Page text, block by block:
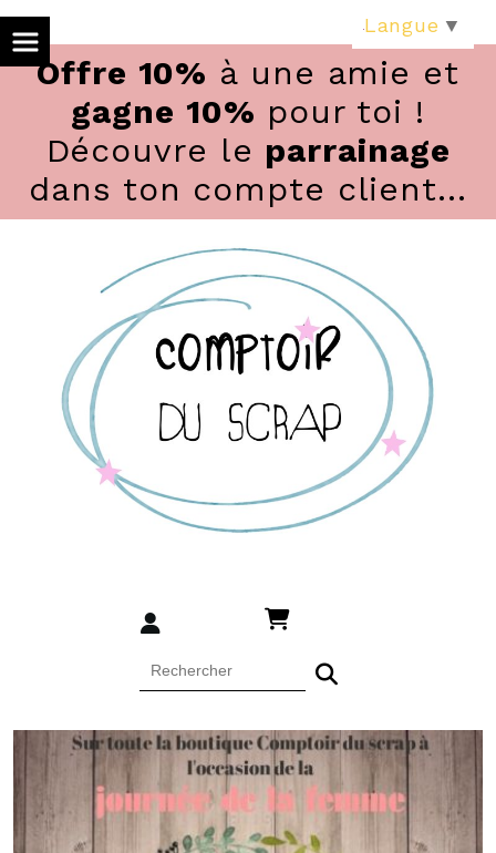
Offre 10% à une amie et
gagne 10% pour toi !
Découvre le parrainage
dans ton compte client...
Langue ▼